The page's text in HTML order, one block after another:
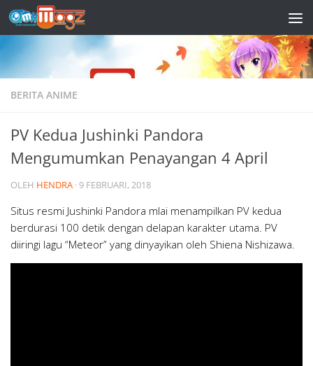
Skip to content
BERITA ANIME
PV Kedua Jushinki Pandora
Mengumumkan Penayangan 4 April
OLEH HENDRA ·9 FEBRUARI, 2018
Situs resmi Jushinki Pandora mlai menampilkan PV kedua
berdurasi 100 detik dengan delapan karakter utama. PV
diiringi lagu “Meteor” yang dinyayikan oleh Shiena Nishizawa.